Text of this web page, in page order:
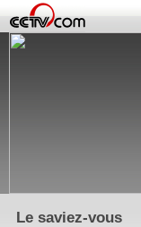
Le saviez-vous